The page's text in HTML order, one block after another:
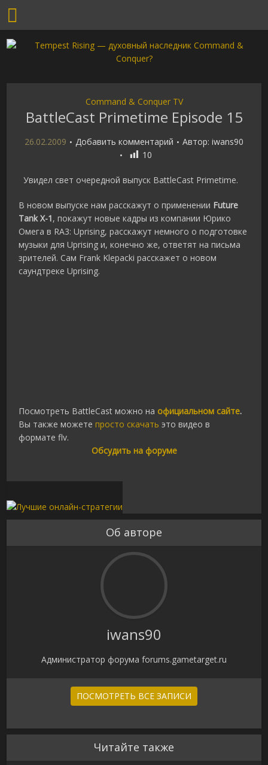
Command & Conquer TV
BattleCast Primetime Episode 15
26.02.2009 Добавить комментарий Автор: iwans90
10
Увидел свет очередной выпуск BattleCast Primetime.
В новом выпуске нам расскажут о применении Future
Tank X-1, покажут новые кадры из компании Юрико
Омега в RA3: Uprising, расскажут немного о подготовке
музыки для Uprising и, конечно же, ответят на письма
зрителей. Сам Frank Klepacki расскажет о новом
саундтреке Uprising.
Посмотреть BattleCast можно на официальном сайте.
Вы также можетепросто скачать это видео в
формате flv.
Обсудить на форуме
Об авторе
iwans90
Администратор форума forums.gametarget.ru
ПОСМОТРЕТЬ ВСЕ ЗАПИСИ
Читайте также